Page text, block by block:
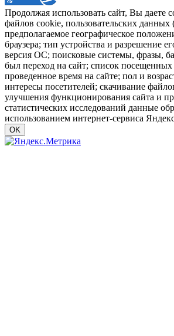
Продолжая использовать сайт, Вы даете
файлов cookie, пользовательских данных
предполагаемое географическое
браузера; тип устройства и разрешение
версия ОС; поисковые системы, фразы,
был переход на сайт; список
проведенное время на сайте; пол и
интересы посетителей; скачивание
улучшения функционирования сайта и
статистических исследований данные
использованием интернет-сервиса
OK